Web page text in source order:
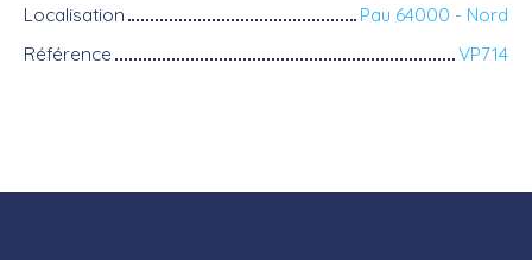
Localisation
Pau 64000 - Nord
Référence
VP714